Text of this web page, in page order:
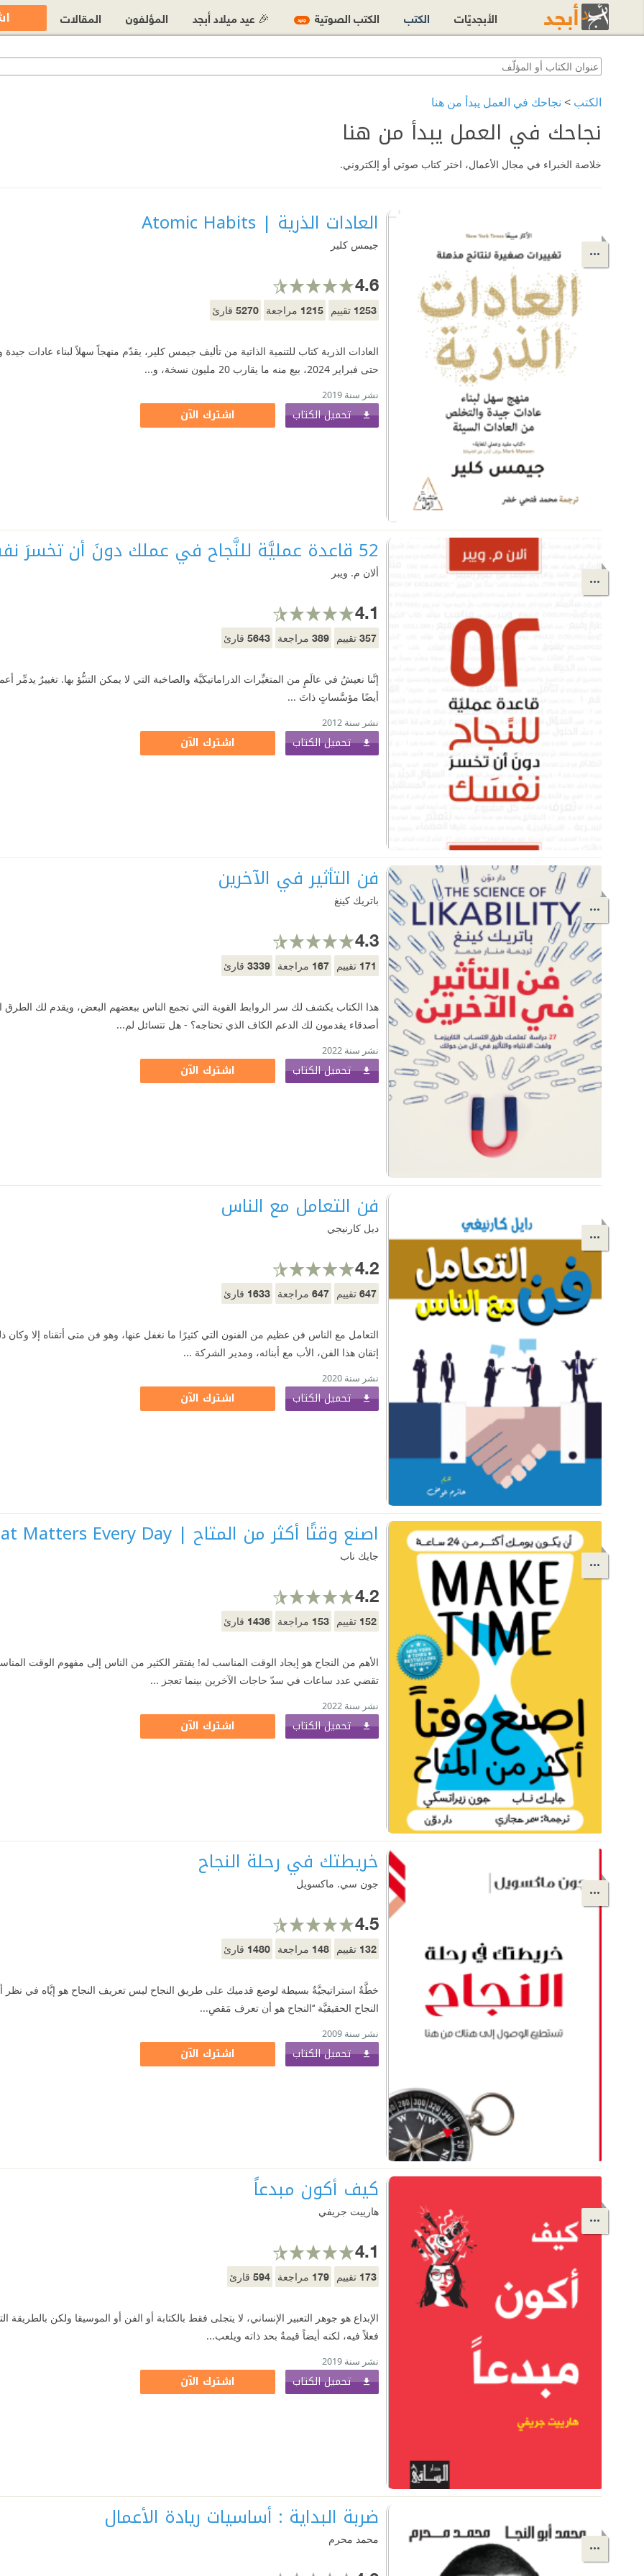
الكتب > نجاحك في العمل يبدأ من هنا
نجاحك في العمل يبدأ من هنا
خلاصة الخبراء في مجال الأعمال، اختر كتاب صوتي أو إلكتروني.
العادات الذرية | Atomic Habits
جيمس كلير
4.6
1253 تقييم 1215 مراجعة 5270 قارئ
العادات الذرية كتاب للتنمية الذاتية من تأليف جيمس كلير، يقدّم منهجاً سهلاً لبناء عادات
حتى فبراير 2024، بيع منه ما يقارب 20 مليون نسخة، و...
نشر سنة 2019
تحميل الكتاب اشترك الآن
52 قاعدة عمليَّة للنَّجاح في عملك دونَ أن تخسرَ نفسَك | Rules of Thumb
ألان م. ويبر
4.1
357 تقييم 389 مراجعة 5643 قارئ
إنَّنا نعيشُ في عالَمٍ من المتغيِّرات الدراماتيكيَّة والصاخبة التي لا يمكن التنبُّؤ بها. تغييرٌ
أيضًا مؤسَّساتٍ ذاتَ ...
نشر سنة 2012
تحميل الكتاب اشترك الآن
فن التأثير في الآخرين
باتريك كينغ
4.3
171 تقييم 167 مراجعة 3339 قارئ
هذا الكتاب يكشف لك سر الروابط القوية التي تجمع الناس ببعضهم البعض، ويقدم لك
أصدقاء يقدمون لك الدعم الكاف الذي تحتاجه؟ - هل تتسائل لم...
نشر سنة 2022
تحميل الكتاب اشترك الآن
فن التعامل مع الناس
ديل كارنيجي
4.2
647 تقييم 647 مراجعة 1633 قارئ
التعامل مع الناس فن عظيم من الفنون التي كثيرًا ما نغفل عنها، وهو فن متى أتقناه إلا وكان
إتقان هذا الفن، الأب مع أبنائه، ومدير الشركة ...
نشر سنة 2020
تحميل الكتاب اشترك الآن
اصنع وقتًا أكثر من المتاح | Make Time: How to Focus on What Matters Every Day
جايك ناب
4.2
152 تقييم 153 مراجعة 1436 قارئ
الأهم من النجاح هو إيجاد الوقت المناسب له! يفتقر الكثير من الناس إلى مفهوم الوقت
تقضي عدد ساعات في سدّ حاجات الآخرين بينما تعجز ...
نشر سنة 2022
تحميل الكتاب اشترك الآن
خريطتك في رحلة النجاح
جون سي. ماكسويل
4.5
132 تقييم 148 مراجعة 1480 قارئ
خطَّةٌ استراتيجيَّةٌ بسيطة لوضع قدميك على طريق النجاح ليس تعريف النجاح هو إيَّاه في نظر
النجاح الحقيقيَّة ‘‘النجاح هو أن تعرف مَقصِ...
نشر سنة 2009
تحميل الكتاب اشترك الآن
كيف أكون مبدعاً
هارييت جريفي
4.1
173 تقييم 179 مراجعة 594 قارئ
الإبداع هو جوهر التعبير الإنساني، لا يتجلى فقط بالكتابة أو الفن أو الموسيقا ولكن
فعلاً فيه، لكنه أيضاً قيمةٌ بحد ذاته ويلعب...
نشر سنة 2019
تحميل الكتاب اشترك الآن
ضربة البداية : أساسيات ريادة الأعمال
محمد محرم
الأبجديّات الكتب الكتب الصوتية جديد 🎉 عيد ميلاد أبجد المؤلفون المقالات